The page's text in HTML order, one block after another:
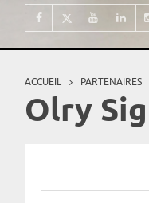
Vous êtes ici
ACCUEIL PARTENAIRES
Olry